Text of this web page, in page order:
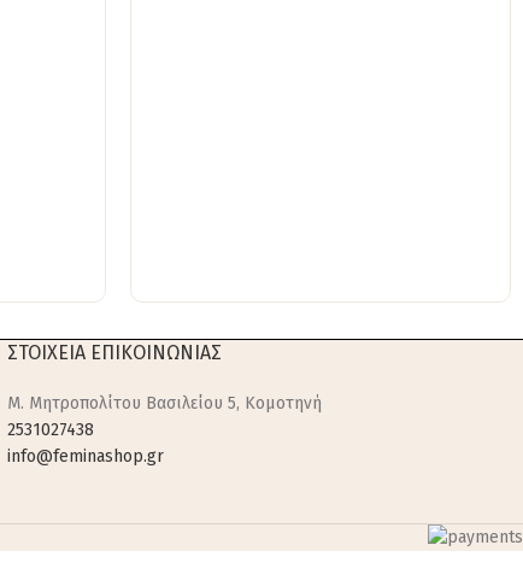
ΣΤΟΙΧΕΙΑ ΕΠΙΚΟΙΝΩΝΙΑΣ
M. Μητροπολίτου Βασιλείου 5, Κομοτηνή
2531027438
info@feminashop.gr